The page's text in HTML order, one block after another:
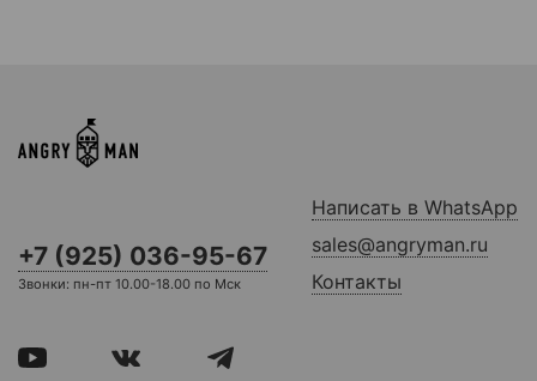
+7 (925) 036-95-67
Звонки: пн-пт 10.00-18.00 по Мск
Написать в WhatsApp
sales@angryman.ru
Контакты